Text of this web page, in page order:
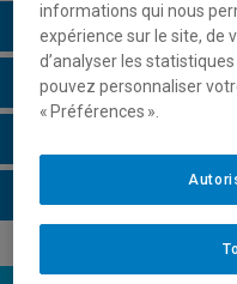
Description du cours
Horaire - Été 2026
informations qui nous
expérience sur le site, de
d’analyser les
pouvez personnaliser
« Préférences ».